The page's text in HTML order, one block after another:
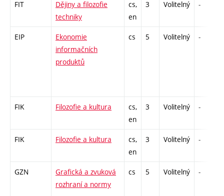
FIT
Dějiny a filozofie
techniky
cs,
en
3 Volitelný -
EIP
Ekonomie
informačních
produktů
cs 5 Volitelný -
FIK Filozofie a kultura
cs,
en
3 Volitelný -
FIK Filozofie a kultura
cs,
en
3 Volitelný -
GZN
Grafická a zvuková
rozhraní a normy
cs 5 Volitelný -